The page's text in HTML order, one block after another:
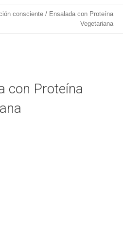
consciente / Ensalada con Proteína
Vegetariana
con Proteína